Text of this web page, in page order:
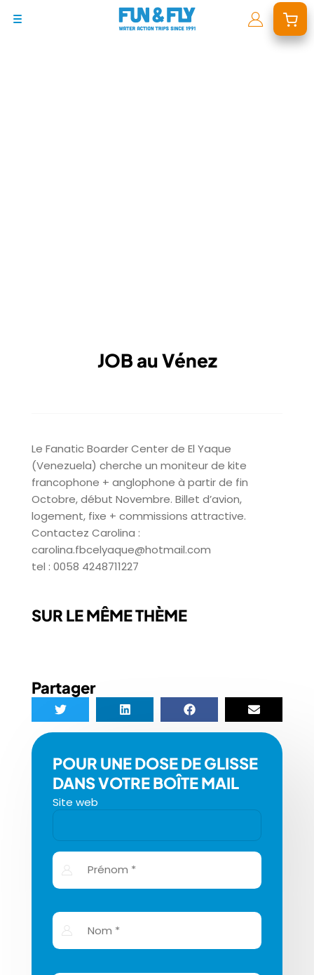
JOB au Vénez
Le Fanatic Boarder Center de El Yaque
(Venezuela) cherche un moniteur de kite
francophone + anglophone à partir de fin
Octobre, début Novembre. Billet d’avion,
logement, fixe + commissions attractive.
Contactez Carolina :
carolina.fbcelyaque@hotmail.com
tel : 0058 4248711227
SUR LE MÊME THÈME
Partager
POUR UNE DOSE DE GLISSE
DANS VOTRE BOÎTE MAIL
Site web